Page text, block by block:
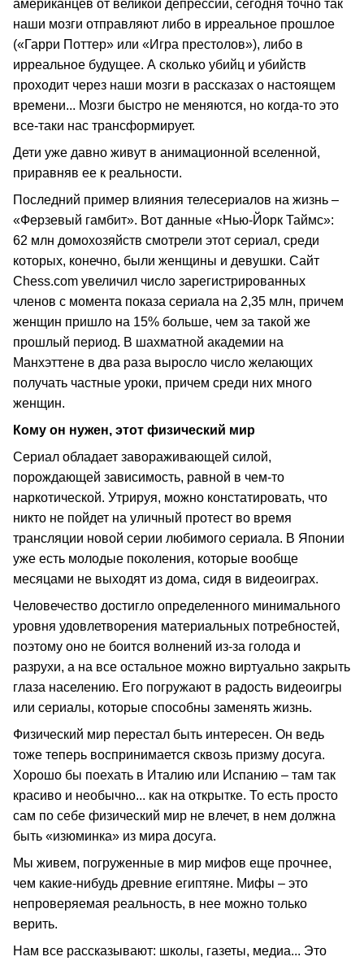
американцев от великой депрессии, сегодня точно так
наши мозги отправляют либо в ирреальное прошлое
(«Гарри Поттер» или «Игра престолов»), либо в
ирреальное будущее. А сколько убийц и убийств
проходит через наши мозги в рассказах о настоящем
времени... Мозги быстро не меняются, но когда-то это
все-таки нас трансформирует.
Дети уже давно живут в анимационной вселенной,
приравняв ее к реальности.
Последний пример влияния телесериалов на жизнь –
«Ферзевый гамбит». Вот данные «Нью-Йорк Таймс»:
62 млн домохозяйств смотрели этот сериал, среди
которых, конечно, были женщины и девушки. Сайт
Chess.com увеличил число зарегистрированных
членов с момента показа сериала на 2,35 млн, причем
женщин пришло на 15% больше, чем за такой же
прошлый период. В шахматной академии на
Манхэттене в два раза выросло число желающих
получать частные уроки, причем среди них много
женщин.
Кому он нужен, этот физический мир
Сериал обладает завораживающей силой,
порождающей зависимость, равной в чем-то
наркотической. Утрируя, можно констатировать, что
никто не пойдет на уличный протест во время
трансляции новой серии любимого сериала. В Японии
уже есть молодые поколения, которые вообще
месяцами не выходят из дома, сидя в видеоиграх.
Человечество достигло определенного минимального
уровня удовлетворения материальных потребностей,
поэтому оно не боится волнений из-за голода и
разрухи, а на все остальное можно виртуально закрыть
глаза населению. Его погружают в радость видеоигры
или сериалы, которые способны заменять жизнь.
Физический мир перестал быть интересен. Он ведь
тоже теперь воспринимается сквозь призму досуга.
Хорошо бы поехать в Италию или Испанию – там так
красиво и необычно... как на открытке. То есть просто
сам по себе физический мир не влечет, в нем должна
быть «изюминка» из мира досуга.
Мы живем, погруженные в мир мифов еще прочнее,
чем какие-нибудь древние египтяне. Мифы – это
непроверяемая реальность, в нее можно только
верить.
Нам все рассказывают: школы, газеты, медиа... Это